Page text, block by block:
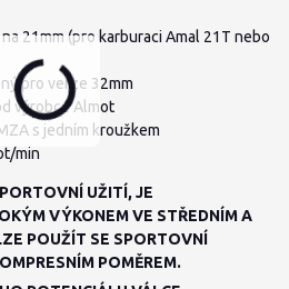
21mm (pro karburaci Amal 21T nebo
pro verze 32mm
výrobce Almot
s jedním kroužkem
min
UŽITÍ, JE
VÝKONEM VE STŘEDNÍM A
POUŽÍT SE SPORTOVNÍ
POMĚREM.